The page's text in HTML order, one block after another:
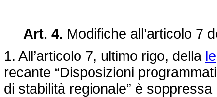
Art. 4. Modifiche all’articolo 7
1. All’articolo 7, ultimo rigo, della
recante “Disposizioni
di stabilità regionale” è soppressa